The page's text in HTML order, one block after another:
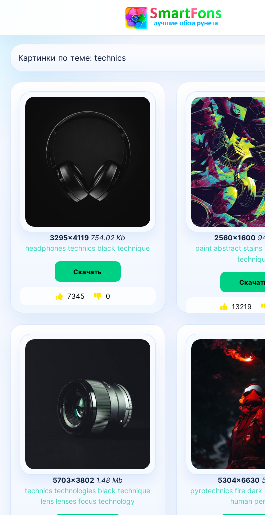
Картинки по теме: technics
3295×4119 754.02 Kb
headphones technics black technique
Скачать
7345 0
2560×1600
paint abstract stains
13219
5703×3802 1.48 Mb
technics technologies black technique
lens lenses focus technology
5304×6630
pyrotechnics fire dark
human